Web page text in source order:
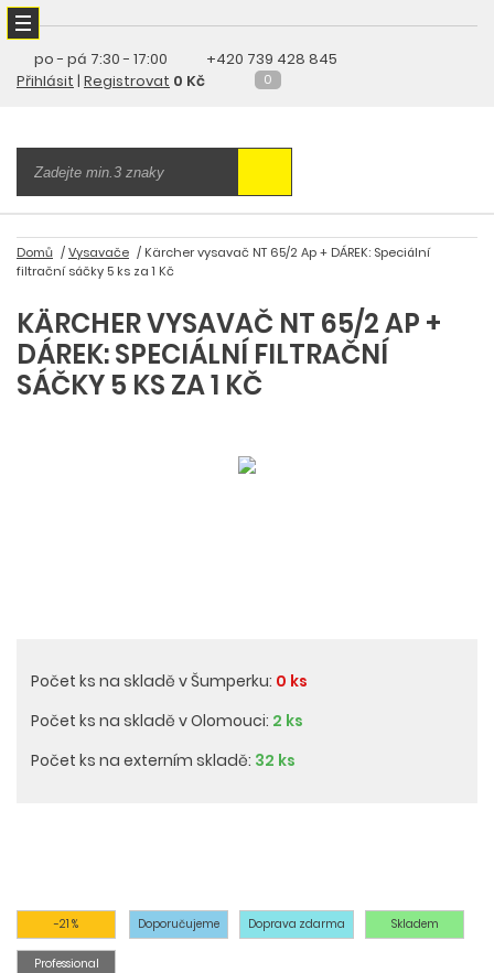
po - pá 7:30 - 17:00
+420 739 428 845
Přihlásit | Registrovat 0 Kč 0
Domů Vysavače
Kärcher vysavač NT 65/2 Ap + DÁREK: Speciální
filtrační sáčky 5 ks za 1 Kč
KÄRCHER VYSAVAČ NT 65/2 AP +
DÁREK: SPECIÁLNÍ FILTRAČNÍ
SÁČKY 5 KS ZA 1 KČ
Počet ks na skladě v Šumperku: 0 ks
Počet ks na skladě v Olomouci: 2 ks
Počet ks na externím skladě: 32 ks
-21 % Doporučujeme Doprava zdarma Skladem
Professional